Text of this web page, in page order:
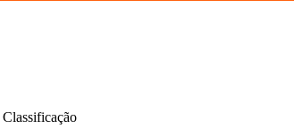
Classificação